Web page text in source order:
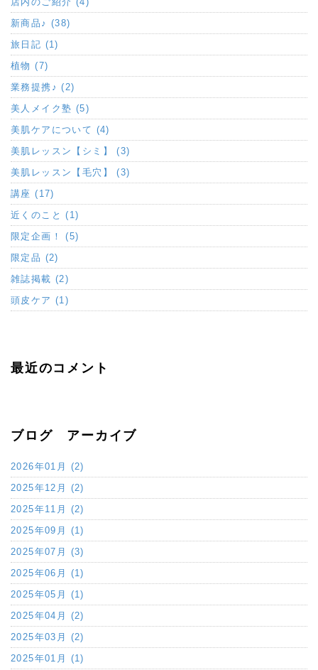
新商品♪ (38)
旅日記 (1)
植物 (7)
業務提携♪ (2)
美人メイク塾 (5)
美肌ケアについて (4)
美肌レッスン【シミ】 (3)
美肌レッスン【毛穴】 (3)
講座 (17)
近くのこと (1)
限定企画！ (5)
限定品 (2)
雑誌掲載 (2)
頭皮ケア (1)
最近のコメント
ブログ アーカイブ
2026年01月 (2)
2025年12月 (2)
2025年11月 (2)
2025年09月 (1)
2025年07月 (3)
2025年06月 (1)
2025年05月 (1)
2025年04月 (2)
2025年03月 (2)
2025年01月 (1)